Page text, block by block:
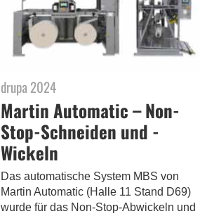
drupa 2024
Martin Automatic – Non-
Stop-Schneiden und -
Wickeln
Das automatische System MBS von
Martin Automatic (Halle 11 Stand D69)
wurde für das Non-Stop-Abwickeln und